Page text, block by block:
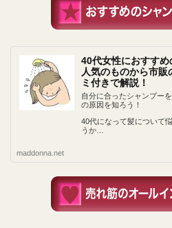
40代女性におすすめ
人気のものから市
ミ付きで解説！
自分に合ったシャンプー
の原因を知ろう！
40代になって髪について
うか…
maddonna.net